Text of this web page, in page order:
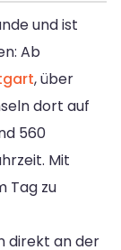
und ist
Ab
, über
dort auf
560
Mit
Tag zu
direkt an der